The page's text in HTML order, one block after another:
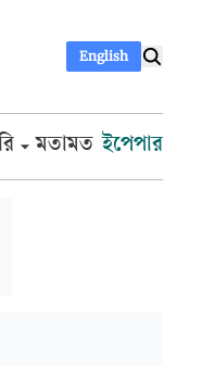
English
মতামত ইপেপার